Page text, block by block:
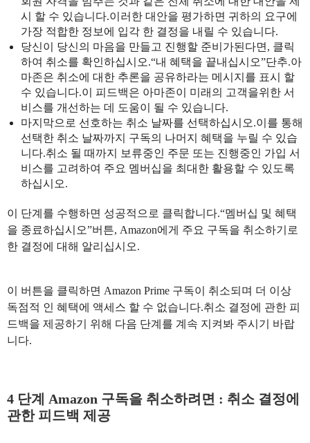
시 할 수 있습니다.이러한 대안을 평가하면 귀하의 요구에
가장 적합한 정보에 입각 한 결정을 내릴 수 있습니다.
당신이 당신의 마음을 만들고 진행할 준비가된다면, 클릭
하여 취소를 확인하십시오.“내 혜택을 끝내십시오”단추.아
마존은 취소에 대한 추론을 공유하라는 메시지를 표시 할
수 있습니다.이 피드백은 아마존이 미래의 고객을위한 서
비스를 개선하는 데 도움이 될 수 있습니다.
마지막으로 선호하는 취소 날짜를 선택하십시오.이를 통해
선택한 취소 날짜까지 구독의 나머지 혜택을 누릴 수 있습
니다.취소 될 때까지 보류중인 주문 또는 진행중인 가입 서
비스를 고려하여 주요 멤버십을 최대한 활용할 수 있도록
하십시오.
이 단계를 수행하면 성공적으로 클릭합니다.“멤버십 및 혜택
을 종료하십시오”버튼, Amazon에게 주요 구독을 취소하기로
한 결정에 대해 알리십시오.
이 버튼을 클릭하면 Amazon Prime 구독이 취소되며 더 이상
독점적 인 혜택에 액세스 할 수 없습니다.취소 결정에 관한 피
드백을 제공하기 위해 다음 단계를 계속 지켜봐 주시기 바랍
니다.
4 단계 Amazon 구독을 취소하려면 : 취소 결정에
관한 피드백 제공